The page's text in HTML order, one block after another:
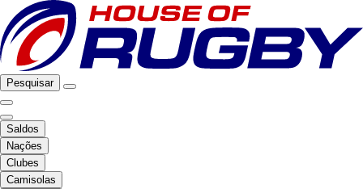
Pesquisar
Saldos
Nações
Clubes
Camisolas